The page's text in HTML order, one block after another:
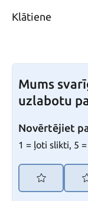
Klātiene
Mums
uzlabotu
Novērtējiet
1 = ļoti slikti, 5